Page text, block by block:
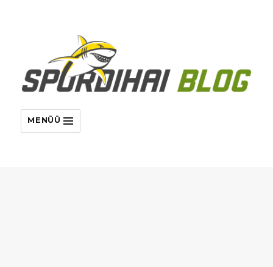
MENÜÜ